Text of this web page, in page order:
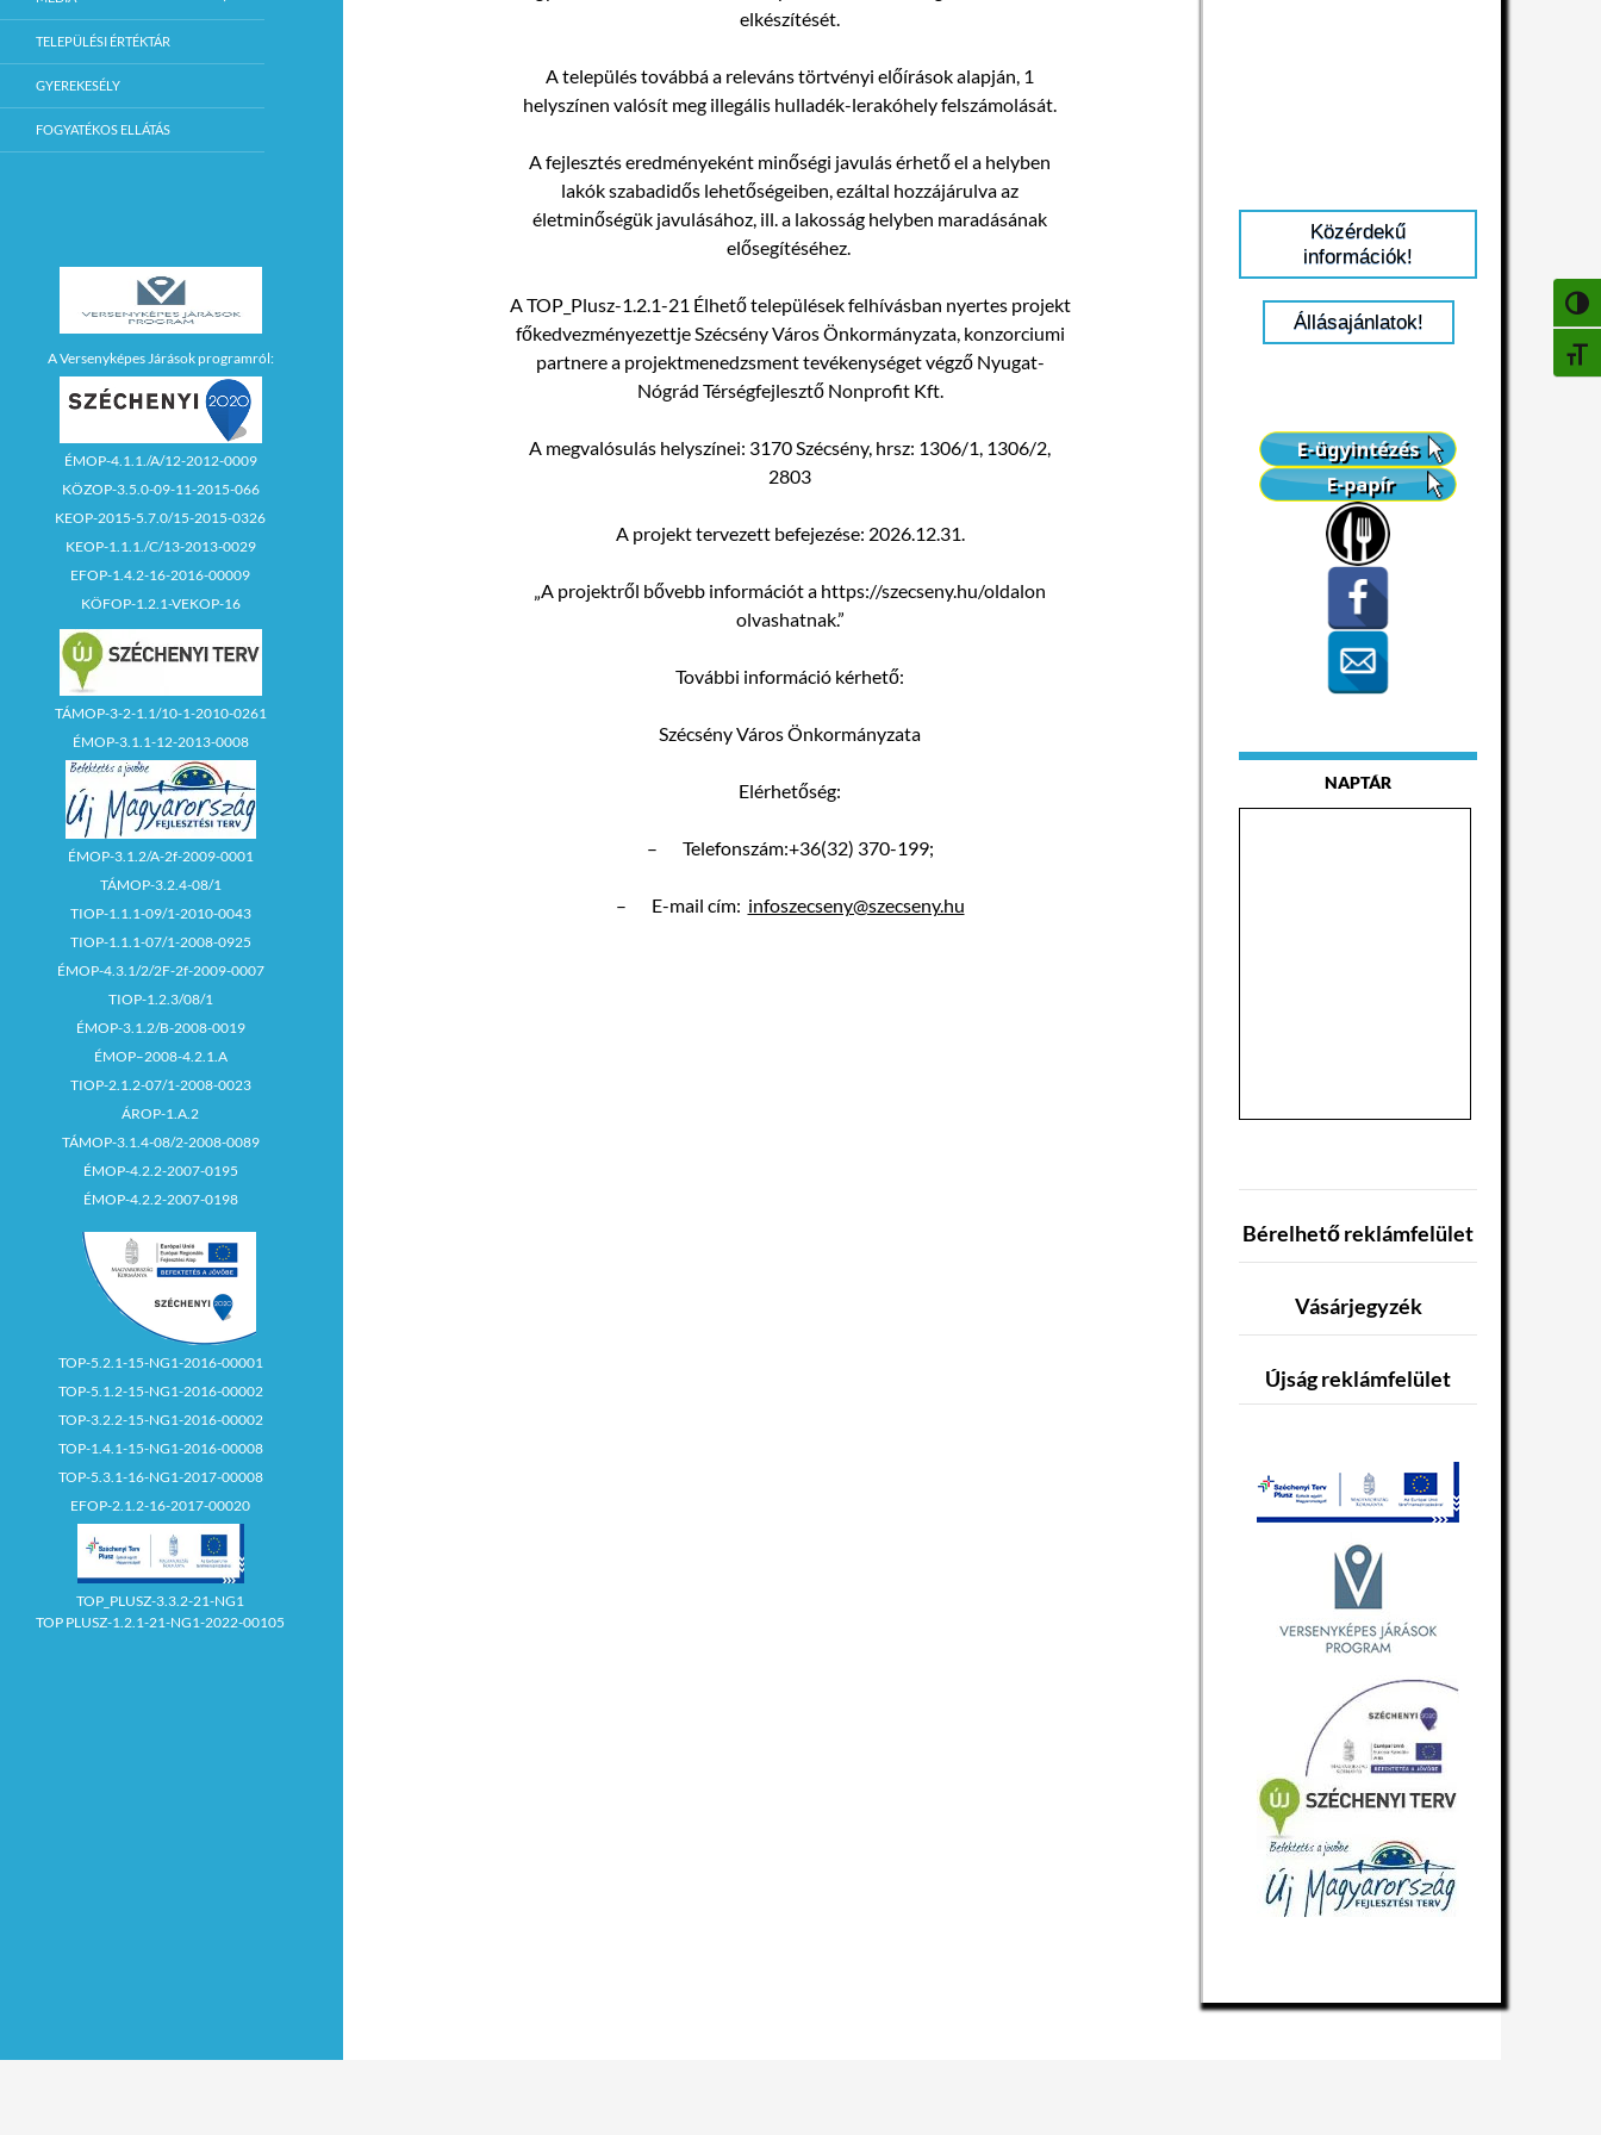
elkészítését.
A település továbbá a releváns törtvényi előírások alapján, 1
helyszínen valósít meg illegális hulladék-lerakóhely felszámolását.
A fejlesztés eredményeként minőségi javulás érhető el a helyben
lakók szabadidős lehetőségeiben, ezáltal hozzájárulva az
életminőségük javulásához, ill. a lakosság helyben maradásának
elősegítéséhez.
ATOP_Plusz-1.2.1-21 Élhető települések felhívásban nyertes projekt
főkedvezményezettje Szécsény Város Önkormányzata, konzorciumi
partnere a projektmenedzsment tevékenységet végző Nyugat-
Nógrád Térségfejlesztő Nonprofit Kft.
A megvalósulás helyszínei: 3170 Szécsény, hrsz: 1306/1, 1306/2,
2803
A projekt tervezett befejezése: 2026.12.31.
„A projektről bővebb információt a https://szecseny.hu/oldalon
olvashatnak.”
További információ kérhető:
Szécsény Város Önkormányzata
Elérhetőség:
– Telefonszám:+36(32) 370-199;
– E-mail cím: infoszecseny@szecseny.hu
Közérdekű
információk!
Állásajánlatok!
NAPTÁR
Bérelhető reklámfelület
Vásárjegyzék
Újság reklámfelület
TELEPÜLÉSI ÉRTÉKTÁR
GYEREKESÉLY
FOGYATÉKOS ELLÁTÁS
A Versenyképes Járások programról:
ÉMOP-4.1.1./A/12-2012-0009
KÖZOP-3.5.0-09-11-2015-066
KEOP-2015-5.7.0/15-2015-0326
KEOP-1.1.1./C/13-2013-0029
EFOP-1.4.2-16-2016-00009
KÖFOP-1.2.1-VEKOP-16
TÁMOP-3-2-1.1/10-1-2010-0261
ÉMOP-3.1.1-12-2013-0008
ÉMOP-3.1.2/A-2f-2009-0001
TÁMOP-3.2.4-08/1
TIOP-1.1.1-09/1-2010-0043
TIOP-1.1.1-07/1-2008-0925
ÉMOP-4.3.1/2/2F-2f-2009-0007
TIOP-1.2.3/08/1
ÉMOP-3.1.2/B-2008-0019
ÉMOP–2008-4.2.1.A
TIOP-2.1.2-07/1-2008-0023
ÁROP-1.A.2
TÁMOP-3.1.4-08/2-2008-0089
ÉMOP-4.2.2-2007-0195
ÉMOP-4.2.2-2007-0198
TOP-5.2.1-15-NG1-2016-00001
TOP-5.1.2-15-NG1-2016-00002
TOP-3.2.2-15-NG1-2016-00002
TOP-1.4.1-15-NG1-2016-00008
TOP-5.3.1-16-NG1-2017-00008
EFOP-2.1.2-16-2017-00020
TOP_PLUSZ-3.3.2-21-NG1
TOP PLUSZ-1.2.1-21-NG1-2022-00105